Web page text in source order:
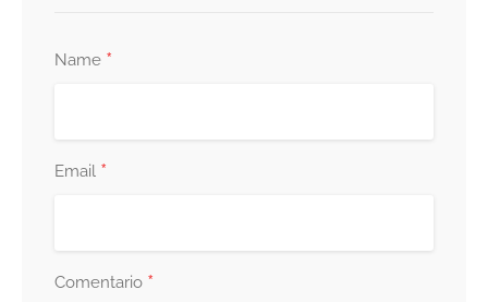
Name *
Email *
Comentario *